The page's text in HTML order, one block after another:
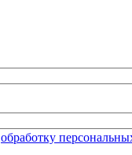
обработку